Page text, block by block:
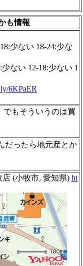
も情報
少ない 18-24:少な
ない 12-18:少ない 1
6KPaER
でもそういうのは買
だったら地元産とか
店 (小牧市, 愛知県) ht